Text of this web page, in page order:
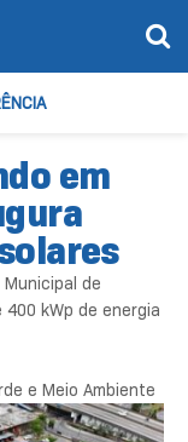
em
de
kWp de energia
e Meio Ambiente